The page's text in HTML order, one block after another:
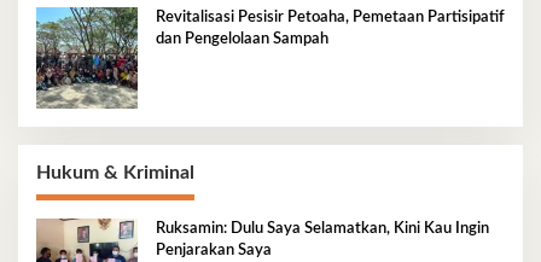
Revitalisasi Pesisir Petoaha, Pemetaan Partisipatif
dan Pengelolaan Sampah
Hukum & Kriminal
Ruksamin: Dulu Saya Selamatkan, Kini Kau Ingin
Penjarakan Saya